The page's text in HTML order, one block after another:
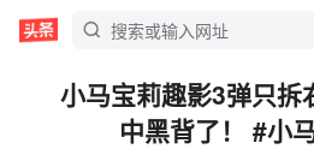
小马宝莉趣影3弹只拆
中黑背了！ #小